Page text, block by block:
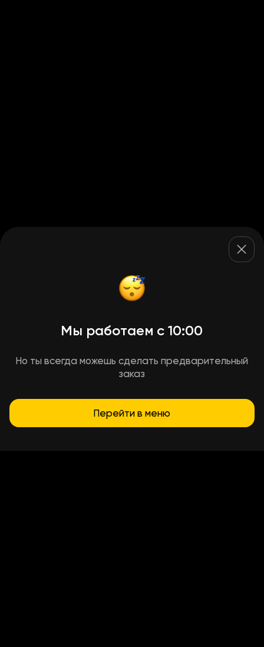
Мы работаем с 10:00
Но ты всегда можешь сделать предварительный
заказ
Перейти в меню